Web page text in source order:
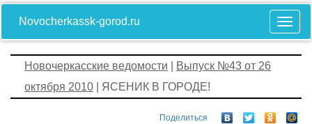
Novocherkassk-gorod.ru
Новочеркасские ведомости
Выпуск №43 от 26
октября 2010 | ЯСЕНИК В ГОРОДЕ!
Поделиться